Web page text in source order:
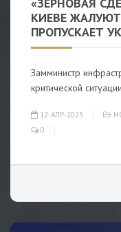
«ЗЕРНОВАЯ
КИЕВЕ
ПРОПУСКАЕТ
Замминистр
критической
12-АПР-2023
0